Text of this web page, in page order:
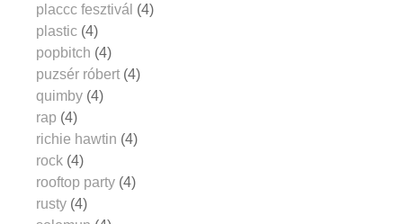
placcc fesztivál (4)
plastic (4)
popbitch (4)
puzsér róbert (4)
quimby (4)
rap (4)
richie hawtin (4)
rock (4)
rooftop party (4)
rusty (4)